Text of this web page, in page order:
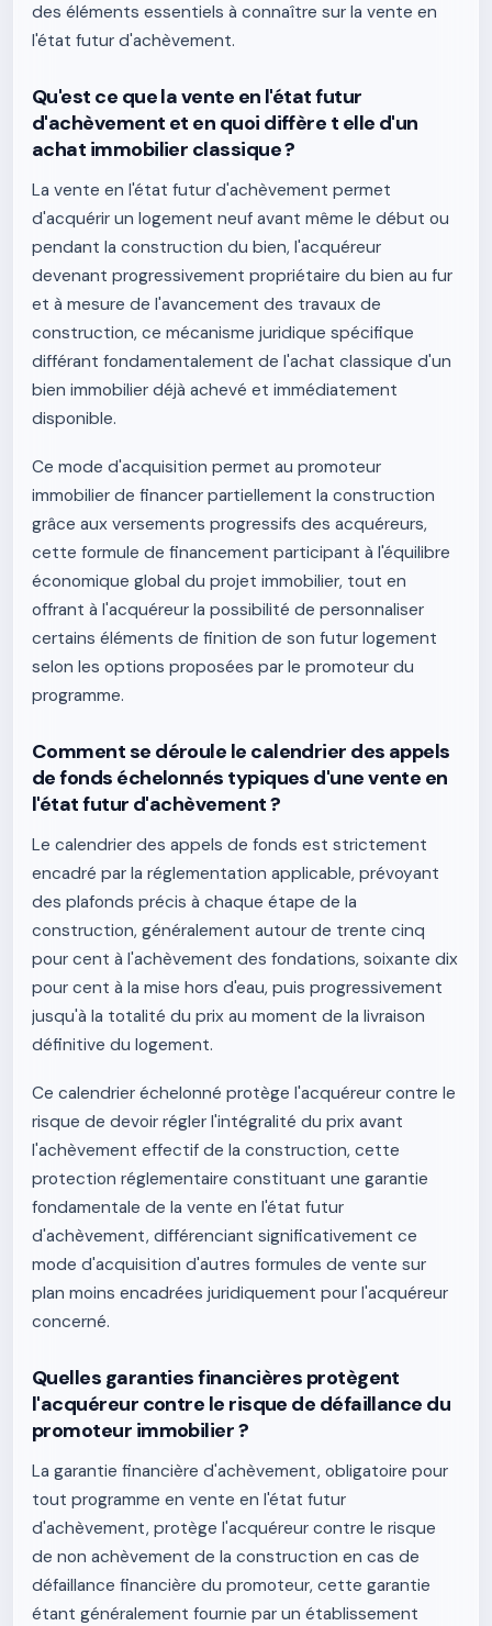
des éléments essentiels à connaître sur la vente en
l'état futur d'achèvement.
Qu'est ce que la vente en l'état futur
d'achèvement et en quoi diffère t elle d'un
achat immobilier classique ?
La vente en l'état futur d'achèvement permet
d'acquérir un logement neuf avant même le début ou
pendant la construction du bien, l'acquéreur
devenant progressivement propriétaire du bien au fur
et à mesure de l'avancement des travaux de
construction, ce mécanisme juridique spécifique
différant fondamentalement de l'achat classique d'un
bien immobilier déjà achevé et immédiatement
disponible.
Ce mode d'acquisition permet au promoteur
immobilier de financer partiellement la construction
grâce aux versements progressifs des acquéreurs,
cette formule de financement participant à l'équilibre
économique global du projet immobilier, tout en
offrant à l'acquéreur la possibilité de personnaliser
certains éléments de finition de son futur logement
selon les options proposées par le promoteur du
programme.
Comment se déroule le calendrier des appels
de fonds échelonnés typiques d'une vente en
l'état futur d'achèvement ?
Le calendrier des appels de fonds est strictement
encadré par la réglementation applicable, prévoyant
des plafonds précis à chaque étape de la
construction, généralement autour de trente cinq
pour cent à l'achèvement des fondations, soixante dix
pour cent à la mise hors d'eau, puis progressivement
jusqu'à la totalité du prix au moment de la livraison
définitive du logement.
Ce calendrier échelonné protège l'acquéreur contre le
risque de devoir régler l'intégralité du prix avant
l'achèvement effectif de la construction, cette
protection réglementaire constituant une garantie
fondamentale de la vente en l'état futur
d'achèvement, différenciant significativement ce
mode d'acquisition d'autres formules de vente sur
plan moins encadrées juridiquement pour l'acquéreur
concerné.
Quelles garanties financières protègent
l'acquéreur contre le risque de défaillance du
promoteur immobilier ?
La garantie financière d'achèvement, obligatoire pour
tout programme en vente en l'état futur
d'achèvement, protège l'acquéreur contre le risque
de non achèvement de la construction en cas de
défaillance financière du promoteur, cette garantie
étant généralement fournie par un établissement